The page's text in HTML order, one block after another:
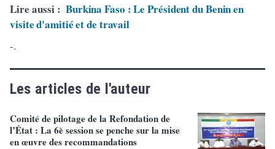
Lire aussi : Burkina Faso : Le Président du Benin en
visite d'amitié et de travail
-.
Les articles de l'auteur
Comité de pilotage de la Refondation de
l’État : La 6è session se penche sur la mise
en œuvre des recommandations